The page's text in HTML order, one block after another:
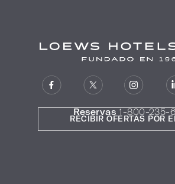
Reservas 1-800-235-
RECIBIR OFERTAS POR